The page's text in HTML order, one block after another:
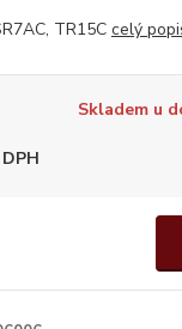
TR15C celý
Skladem u